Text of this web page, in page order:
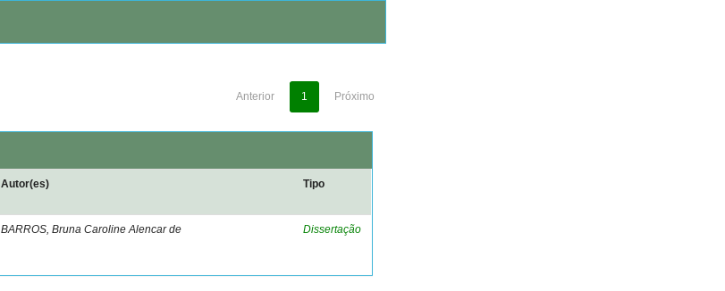
Anterior 1 Próximo
Autor(es) Tipo
BARROS, Bruna Caroline Alencar de Dissertação